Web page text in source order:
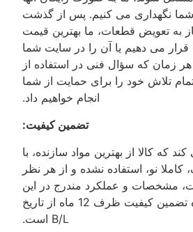
شما نگهداری می کنیم. پس از گذشت
به تعویض قطعات، ما بهترین قیمت
قرار می دهیم یا آن را در سایت شما
زمان که سؤال فنی در استفاده از
تمام تلاش خود را برای حمایت از شما
انجام خواهیم داد.
تضمین کیفیت:
که کالا از بهترین مواد سازنده، با
نو، استفاده نشده و از هر نظر
مشخصات و عملکرد مندرج در این
قرارداد باشد. دوره تضمین کیفیت ظرف 12 ماه از تاریخ
B/L است.